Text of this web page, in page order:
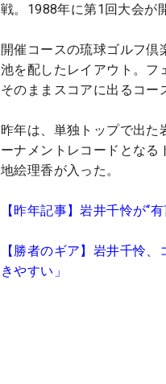
戦。1988年に第1回大会が
開催コースの琉球ゴルフ
池を配したレイアウト。フ
そのままスコアに出るコー
昨年は、単独トップで出
ーナメントレコードとな
地絵理香が入った。
【昨年記事】岩井千怜が“
【勝者のギア】岩井千怜
きやすい」